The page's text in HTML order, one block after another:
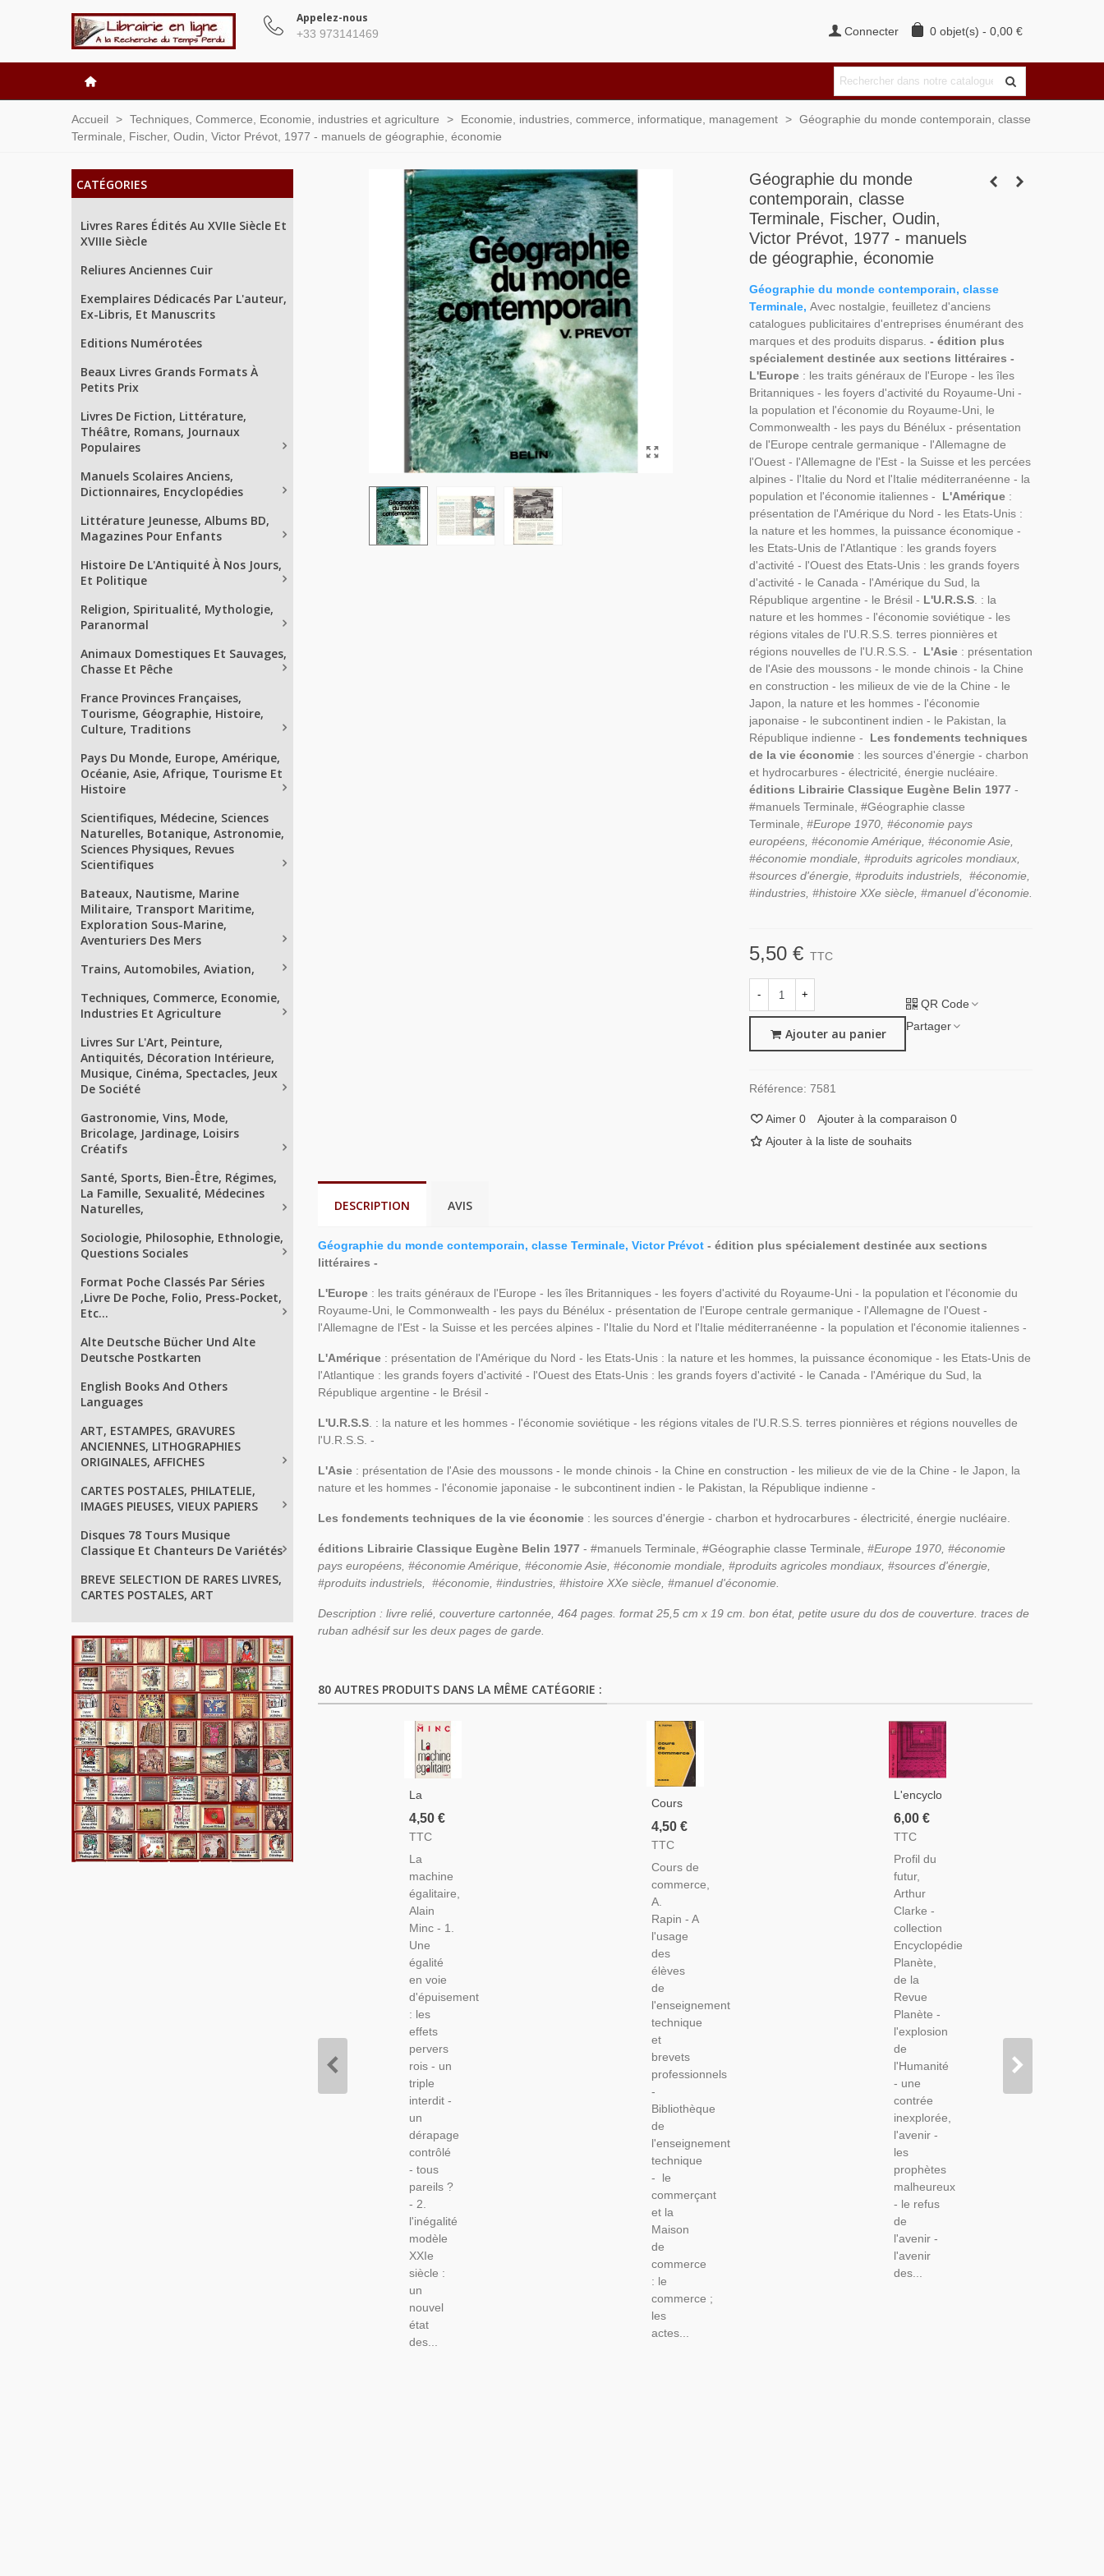
Appelez-nous
+33 973141469 Connecter 0 objet(s) - 0,00 €
Accueil > Techniques, Commerce, Economie, industries et agriculture > Economie, industries, commerce, informatique, management > Géographie du monde contemporain, classe
Terminale, Fischer, Oudin, Victor Prévot, 1977 - manuels de géographie, économie
CATÉGORIES
Livres Rares Édités Au XVIIe Siècle Et
XVIIIe Siècle
Reliures Anciennes Cuir
Exemplaires Dédicacés Par L'auteur,
Ex-Libris, Et Manuscrits
Editions Numérotées
Beaux Livres Grands Formats À
Petits Prix
Livres De Fiction, Littérature,
Théâtre, Romans, Journaux
Populaires
Manuels Scolaires Anciens,
Dictionnaires, Encyclopédies
Littérature Jeunesse, Albums BD,
Magazines Pour Enfants
Histoire De L'Antiquité À Nos Jours,
Et Politique
Religion, Spiritualité, Mythologie,
Paranormal
Animaux Domestiques Et Sauvages,
Chasse Et Pêche
France Provinces Françaises,
Tourisme, Géographie, Histoire,
Culture, Traditions
Pays Du Monde, Europe, Amérique,
Océanie, Asie, Afrique, Tourisme Et
Histoire
Scientifiques, Médecine, Sciences
Naturelles, Botanique, Astronomie,
Sciences Physiques, Revues
Scientifiques
Bateaux, Nautisme, Marine
Militaire, Transport Maritime,
Exploration Sous-Marine,
Aventuriers Des Mers
Trains, Automobiles, Aviation,
Techniques, Commerce, Economie,
Industries Et Agriculture
Livres Sur L'Art, Peinture,
Antiquités, Décoration Intérieure,
Musique, Cinéma, Spectacles, Jeux
De Société
Gastronomie, Vins, Mode,
Bricolage, Jardinage, Loisirs
Créatifs
Santé, Sports, Bien-Être, Régimes,
La Famille, Sexualité, Médecines
Naturelles,
Sociologie, Philosophie, Ethnologie,
Questions Sociales
Format Poche Classés Par Séries
,Livre De Poche, Folio, Press-Pocket,
Etc...
Alte Deutsche Bücher Und Alte
Deutsche Postkarten
English Books And Others
Languages
ART, ESTAMPES, GRAVURES
ANCIENNES, LITHOGRAPHIES
ORIGINALES, AFFICHES
CARTES POSTALES, PHILATELIE,
IMAGES PIEUSES, VIEUX PAPIERS
Disques 78 Tours Musique
Classique Et Chanteurs De Variétés
BREVE SELECTION DE RARES LIVRES,
CARTES POSTALES, ART
Géographie du monde
contemporain, classe
Terminale, Fischer, Oudin,
Victor Prévot, 1977 - manuels
de géographie, économie
Géographie du monde contemporain, classe
Terminale, Avec nostalgie, feuilletez d'anciens
catalogues publicitaires d'entreprises énumérant des
marques et des produits disparus. - édition plus
spécialement destinée aux sections littéraires -
L'Europe : les traits généraux de l'Europe - les îles
Britanniques - les foyers d'activité du Royaume-Uni -
la population et l'économie du Royaume-Uni, le
Commonwealth - les pays du Bénélux - présentation
de l'Europe centrale germanique - l'Allemagne de
l'Ouest - l'Allemagne de l'Est - la Suisse et les percées
alpines - l'Italie du Nord et l'Italie méditerranéenne - la
population et l'économie italiennes - L'Amérique:
présentation de l'Amérique du Nord - les Etats-Unis :
la nature et les hommes, la puissance économique -
les Etats-Unis de l'Atlantique : les grands foyers
d'activité - l'Ouest des Etats-Unis : les grands foyers
d'activité - le Canada - l'Amérique du Sud, la
République argentine - le Brésil - L'U.R.S.S. : la
nature et les hommes - l'économie soviétique - les
régions vitales de l'U.R.S.S. terres pionnières et
régions nouvelles de l'U.R.S.S. - L'Asie: présentation
de l'Asie des moussons - le monde chinois - la Chine
en construction - les milieux de vie de la Chine - le
Japon, la nature et les hommes - l'économie
japonaise - le subcontinent indien - le Pakistan, la
République indienne - Les fondements techniques
de la vie économie: les sources d'énergie - charbon
et hydrocarbures - électricité, énergie nucléaire.
éditions Librairie Classique Eugène Belin 1977 -
#manuels Terminale, #Géographie classe
Terminale, #Europe 1970, #économie pays
européens, #économie Amérique, #économie Asie,
#économie mondiale, #produits agricoles mondiaux,
#sources d'énergie, #produits industriels, #économie,
#industries, #histoire XXe siècle, #manuel d'économie.
5,50 € TTC
- +
Ajouter au panier
QR Code
Partager
Référence: 7581
Aimer 0 Ajouter à la comparaison 0
Ajouter à la liste de souhaits
DESCRIPTION AVIS
Géographie du monde contemporain, classe Terminale, Victor Prévot - édition plus spécialement destinée aux sections
littéraires -
L'Europe : les traits généraux de l'Europe - les îles Britanniques - les foyers d'activité du Royaume-Uni - la population et l'économie du
Royaume-Uni, le Commonwealth - les pays du Bénélux - présentation de l'Europe centrale germanique - l'Allemagne de l'Ouest -
l'Allemagne de l'Est - la Suisse et les percées alpines - l'Italie du Nord et l'Italie méditerranéenne - la population et l'économie italiennes -
L'Amérique : présentation de l'Amérique du Nord - les Etats-Unis : la nature et les hommes, la puissance économique - les Etats-Unis de
l'Atlantique : les grands foyers d'activité - l'Ouest des Etats-Unis : les grands foyers d'activité - le Canada - l'Amérique du Sud, la
République argentine - le Brésil -
L'U.R.S.S. : la nature et les hommes - l'économie soviétique - les régions vitales de l'U.R.S.S. terres pionnières et régions nouvelles de
l'U.R.S.S. -
L'Asie : présentation de l'Asie des moussons - le monde chinois - la Chine en construction - les milieux de vie de la Chine - le Japon, la
nature et les hommes - l'économie japonaise - le subcontinent indien - le Pakistan, la République indienne -
Les fondements techniques de la vie économie : les sources d'énergie - charbon et hydrocarbures - électricité, énergie nucléaire.
éditions Librairie Classique Eugène Belin 1977 - #manuels Terminale, #Géographie classe Terminale, #Europe 1970, #économie
pays européens, #économie Amérique, #économie Asie, #économie mondiale, #produits agricoles mondiaux, #sources d'énergie,
#produits industriels, #économie, #industries, #histoire XXe siècle, #manuel d'économie.
Description : livre relié, couverture cartonnée, 464 pages. format 25,5 cm x 19 cm. bon état, petite usure du dos de couverture. traces de
ruban adhésif sur les deux pages de garde.
80 AUTRES PRODUITS DANS LA MÊME CATÉGORIE :
La
Machine
Égalitaire,
Minc,
1987 -
Essai
Politique,
Économie,
Social
4,50 €
TTC
La
machine
égalitaire,
Alain
Minc - 1.
Une
égalité
en voie
d'épuisement
: les
effets
pervers
rois - un
triple
interdit -
un
dérapage
contrôlé
- tous
pareils ?
- 2.
l'inégalité
modèle
XXIe
siècle :
un
nouvel
état
des...
Cours
De
Commerce,
1965 -
Droit
Commercial,
Manuels
Droit,
4,50 €
TTC
Cours de
commerce,
A.
Rapin - A
l'usage
des
élèves
de
l'enseignement
technique
et
brevets
professionnels
-
Bibliothèque
de
l'enseignement
technique
- le
commerçant
et la
Maison
de
commerce
: le
commerce ;
les
actes...
L'encyclopédie
Planète,
Profil Du
Arthur
Clarke,
1964 -
Technologies
En 1960,
Sciences
En 1960,
Astronomie,
6,00 €
TTC
Profil du
futur,
Arthur
Clarke -
collection
Encyclopédie
Planète,
de la
Revue
Planète -
l'explosion
de
l'Humanité
- une
contrée
inexplorée,
l'avenir -
les
prophètes
malheureux
- le refus
de
l'avenir -
l'avenir
des...